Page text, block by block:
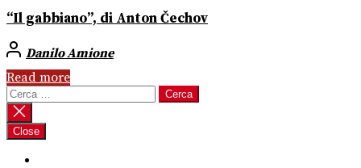
“Il gabbiano”, di Anton Čechov
Danilo Amione
Read more
Ricerca
per:
Close